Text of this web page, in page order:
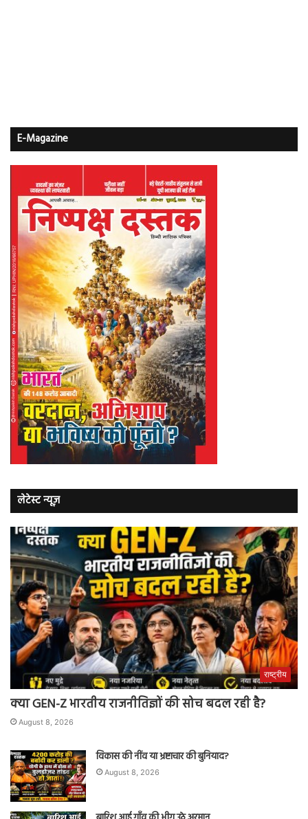
E-Magazine
लेटेस्ट न्यूज़
राष्ट्रीय
क्या GEN-Z भारतीय राजनीतिज्ञों की सोच बदल रही है?
August 8, 2026
विकास की नींव या भ्रष्टाचार की बुनियाद?
August 8, 2026